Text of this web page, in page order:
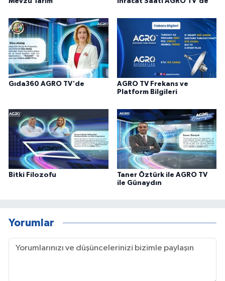
Gıda360 AGRO TV'de
AGRO TV Frekans ve
Platform Bilgileri
Bitki Filozofu
Taner Öztürk ile AGRO TV
ile Günaydın
Yorumlar